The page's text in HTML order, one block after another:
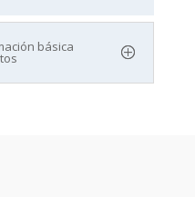
básica